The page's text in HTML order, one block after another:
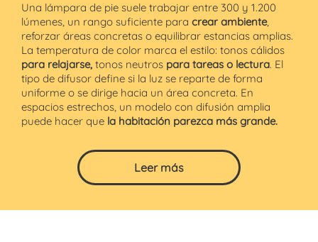
Una lámpara de pie suele trabajar entre 300 y 1.200
lúmenes, un rango suficiente para crear ambiente,
reforzar áreas concretas o equilibrar estancias amplias.
La temperatura de color marca el estilo: tonos cálidos
para relajarse, tonos neutros para tareas o lectura. El
tipo de difusor define si la luz se reparte de forma
uniforme o se dirige hacia un área concreta. En
espacios estrechos, un modelo con difusión amplia
puede hacer que la habitación parezca más grande.
Leer más